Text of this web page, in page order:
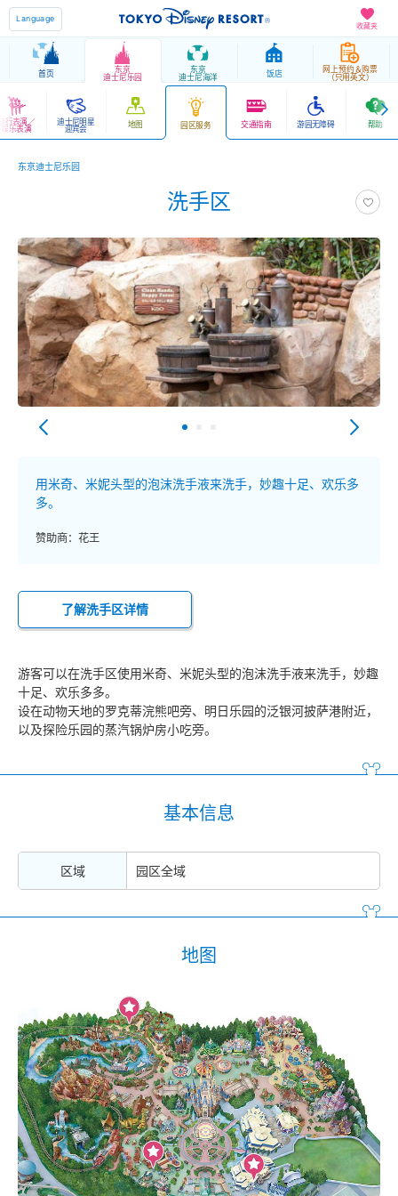
收藏夹
Language
首页 东京
迪士尼乐园
东京
迪士尼海洋 饭店 网上预约＆购票
（只用英文）
行表演／
娱乐表演
迪士尼明星
迎宾会 地图 园区服务 交通指南 游园无障碍 帮助
东京迪士尼乐园
洗手区
用米奇、米妮头型的泡沫洗手液来洗手，妙趣十足、欢乐多
多。
赞助商：花王
了解洗手区详情
游客可以在洗手区使用米奇、米妮头型的泡沫洗手液来洗手，妙趣
十足、欢乐多多。
设在动物天地的罗克蒂浣熊吧旁、明日乐园的泛银河披萨港附近，
以及探险乐园的蒸汽锅炉房小吃旁。
基本信息
区域 园区全域
地图